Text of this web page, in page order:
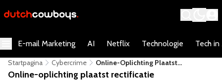
E-mail Marketing AI Netflix Technologie Tech in
Startpagina Cybercrime
Online-Oplichting Plaatst
Rectificatie
Online-oplichting plaatst rectificatie